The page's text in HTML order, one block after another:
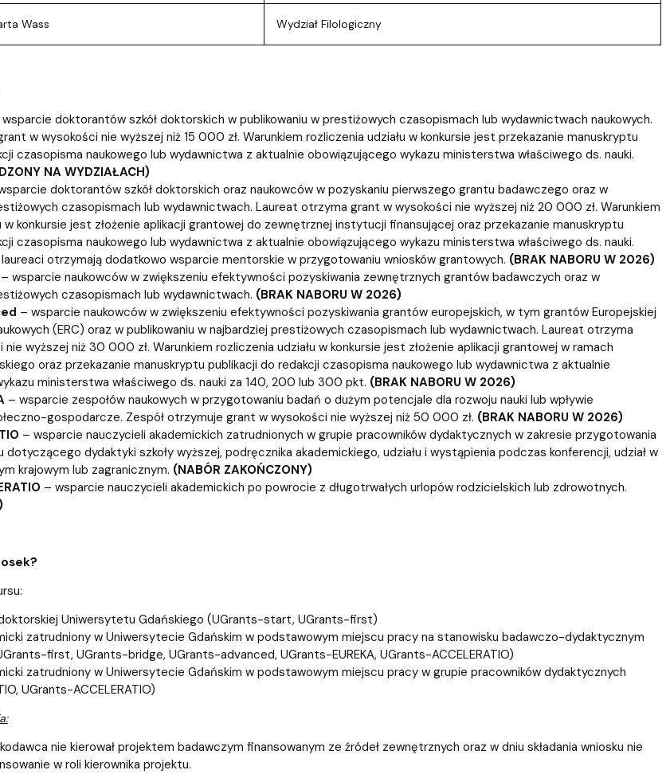
Wass Wydział Filologiczny
wsparcie doktorantów szkół doktorskich w publikowaniu w prestiżowych czasopismach lub wydawnictwach naukowych.
w wysokości nie wyższej niż 15 000 zł. Warunkiem rozliczenia udziału w konkursie jest przekazanie manuskryptu
czasopisma naukowego lub wydawnictwa z aktualnie obowiązującego wykazu ministerstwa właściwego ds. nauki.
NA WYDZIAŁACH)
doktorantów szkół doktorskich oraz naukowców w pozyskaniu pierwszego grantu badawczego oraz w
czasopismach lub wydawnictwach. Laureat otrzyma grant w wysokości nie wyższej niż 20 000 zł. Warunkiem
w konkursie jest złożenie aplikacji grantowej do zewnętrznej instytucji finansującej oraz przekazanie manuskryptu
czasopisma naukowego lub wydawnictwa z aktualnie obowiązującego wykazu ministerstwa właściwego ds. nauki.
otrzymają dodatkowo wsparcie mentorskie w przygotowaniu wniosków grantowych. (BRAK NABORU W 2026)
– wsparcie naukowców w zwiększeniu efektywności pozyskiwania zewnętrznych grantów badawczych oraz w
czasopismach lub wydawnictwach. (BRAK NABORU W 2026)
– wsparcie naukowców w zwiększeniu efektywności pozyskiwania grantów europejskich, w tym grantów Europejskiej
(ERC) oraz w publikowaniu w najbardziej prestiżowych czasopismach lub wydawnictwach. Laureat otrzyma
wyższej niż 30 000 zł. Warunkiem rozliczenia udziału w konkursie jest złożenie aplikacji grantowej w ramach
oraz przekazanie manuskryptu publikacji do redakcji czasopisma naukowego lub wydawnictwa z aktualnie
ministerstwa właściwego ds. nauki za 140, 200 lub 300 pkt. (BRAK NABORU W 2026)
– wsparcie zespołów naukowych w przygotowaniu badań o dużym potencjale dla rozwoju nauki lub wpływie
gospodarcze. Zespół otrzymuje grant w wysokości nie wyższej niż 50 000 zł. (BRAK NABORU W 2026)
– wsparcie nauczycieli akademickich zatrudnionych w grupie pracowników dydaktycznych w zakresie przygotowania
dotyczącego dydaktyki szkoły wyższej, podręcznika akademickiego, udziału i wystąpienia podczas konferencji, udział w
krajowym lub zagranicznym. (NABÓR ZAKOŃCZONY)
– wsparcie nauczycieli akademickich po powrocie z długotrwałych urlopów rodzicielskich lub zdrowotnych.
Uniwersytetu Gdańskiego (UGrants-start, UGrants-first)
zatrudniony w Uniwersytecie Gdańskim w podstawowym miejscu pracy na stanowisku badawczo-dydaktycznym
first, UGrants-bridge, UGrants-advanced, UGrants-EUREKA, UGrants-ACCELERATIO)
zatrudniony w Uniwersytecie Gdańskim w podstawowym miejscu pracy w grupie pracowników dydaktycznych
UGrants-ACCELERATIO)
nie kierował projektem badawczym finansowanym ze źródeł zewnętrznych oraz w dniu składania wniosku nie
w roli kierownika projektu.